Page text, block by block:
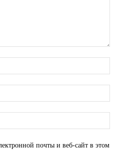
почты и веб-сайт в этом